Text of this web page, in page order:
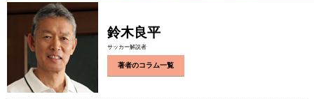
鈴木良平
サッカー解説者
著者のコラム一覧